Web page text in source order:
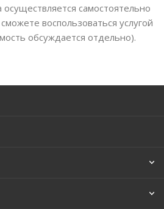
осуществляется самостоятельно
воспользоваться услугой
обсуждается отдельно).